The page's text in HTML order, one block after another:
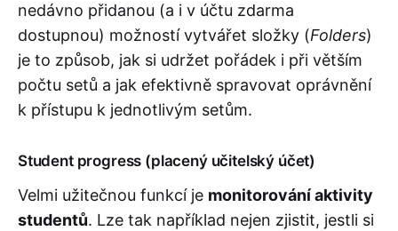
nedávno přidanou (a i v účtu zdarma
dostupnou) možností vytvářet složky (Folders)
je to způsob, jak si udržet pořádek i při větším
počtu setů a jak efektivně spravovat oprávnění
k přístupu k jednotlivým setům.
Student progress (placený učitelský účet)
Velmi užitečnou funkcí je monitorování aktivity
studentů. Lze tak například nejen zjistit, jestli si